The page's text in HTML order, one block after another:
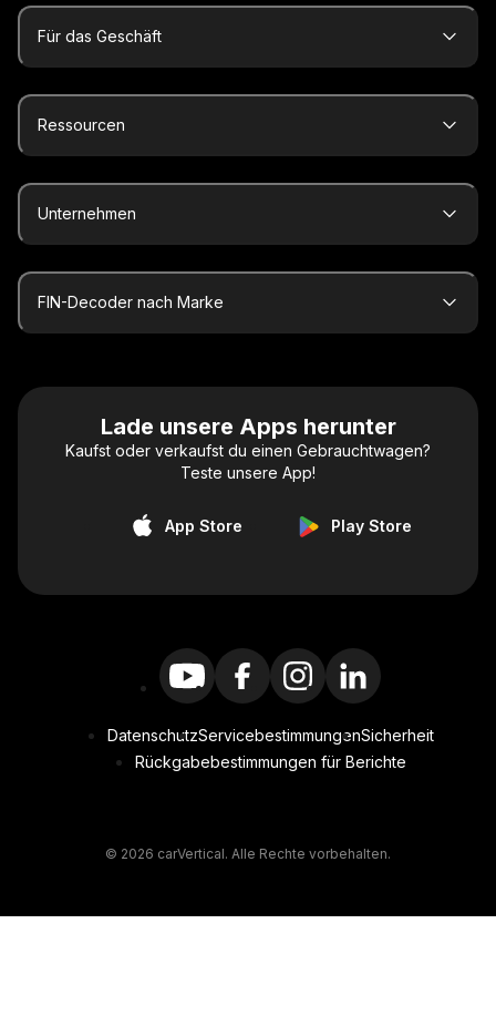
Für das Geschäft
Ressourcen
Unternehmen
FIN-Decoder nach Marke
Lade unsere Apps herunter
Kaufst oder verkaufst du einen Gebrauchtwagen?
Teste unsere App!
App Store Play Store
DatenschutzServicebestimmungenSicherheit
Rückgabebestimmungen für Berichte
© 2026 carVertical. Alle Rechte vorbehalten.